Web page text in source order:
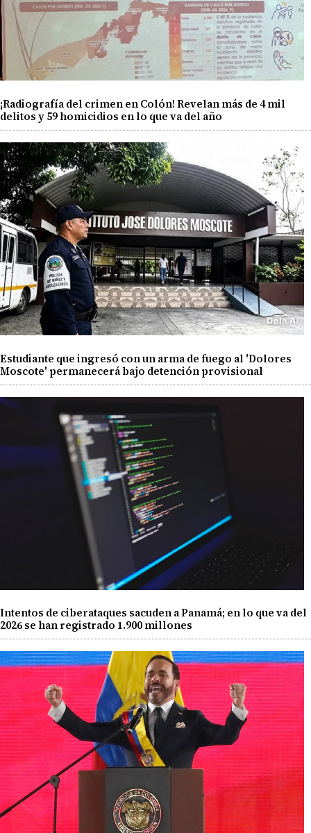
¡Radiografía del crimen en Colón! Revelan más de 4 mil
delitos y 59 homicidios en lo que va del año
Estudiante que ingresó con un arma de fuego al 'Dolores
Moscote' permanecerá bajo detención provisional
Intentos de ciberataques sacuden a Panamá; en lo que va del
2026 se han registrado 1.900 millones